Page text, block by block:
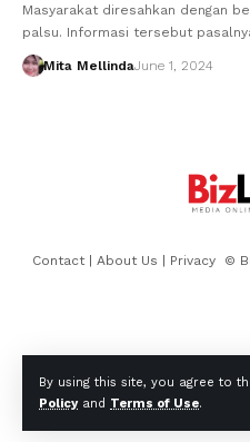
By using this site, you agree to
Policyand Terms of Use.
Masyarakat diresahkan dengan
palsu. Informasi tersebut
Mita MellindaJune 1, 2024
Contact| About Us | Privacy ©